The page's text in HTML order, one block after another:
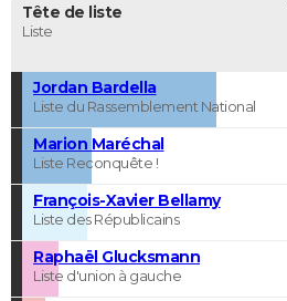
Tête de liste
Liste
Jordan Bardella
Liste du Rassemblement National
Marion Maréchal
Liste Reconquête !
François-Xavier Bellamy
Liste des Républicains
Raphaël Glucksmann
Liste d'union à gauche